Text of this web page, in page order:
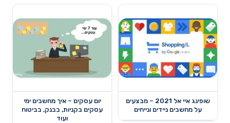
שופינג איי אל 2021 – מבצעים
על מחשבים ניידים ונייחים
יום עסקים – איך מחשבים ימי
עסקים בקניות, בבנק, בביטוח
ועוד